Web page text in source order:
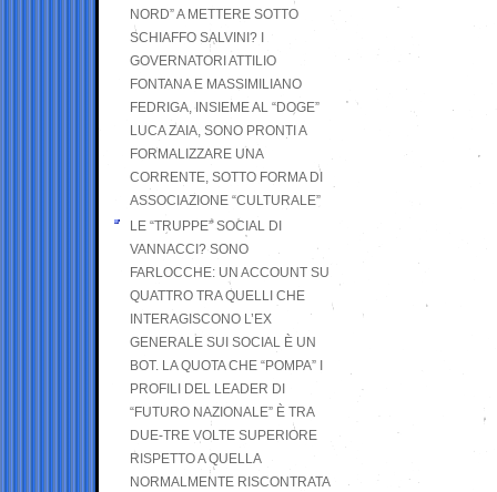
NORD” A METTERE SOTTO
SCHIAFFO SALVINI? I
GOVERNATORI ATTILIO
FONTANA E MASSIMILIANO
FEDRIGA, INSIEME AL “DOGE”
LUCA ZAIA, SONO PRONTI A
FORMALIZZARE UNA
CORRENTE, SOTTO FORMA DI
ASSOCIAZIONE “CULTURALE”
LE “TRUPPE” SOCIAL DI
VANNACCI? SONO
FARLOCCHE: UN ACCOUNT SU
QUATTRO TRA QUELLI CHE
INTERAGISCONO L’EX
GENERALE SUI SOCIAL È UN
BOT. LA QUOTA CHE “POMPA” I
PROFILI DEL LEADER DI
“FUTURO NAZIONALE” È TRA
DUE-TRE VOLTE SUPERIORE
RISPETTO A QUELLA
NORMALMENTE RISCONTRATA